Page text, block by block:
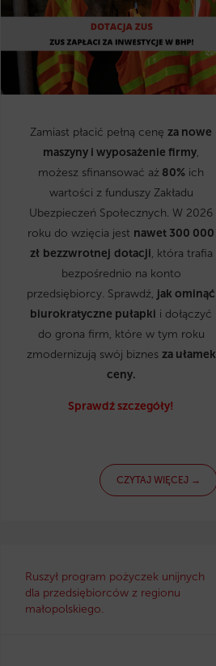
Zamiast płacić pełną cenęza nowe
maszyny i wyposażenie firmy,
możesz sfinansować aż 80% ich
wartości z funduszy Zakładu
Ubezpieczeń Społecznych. W 2026
roku do wzięcia jest nawet 300 000
zł bezzwrotnej dotacji, która trafia
bezpośrednio na konto
przedsiębiorcy. Sprawdź, jak ominąć
biurokratyczne pułapki i dołączyć
do grona firm, które w tym roku
zmodernizują swój biznes za ułamek
ceny.
Sprawdź szczegóły!
CZYTAJ WIĘCEJ →
Ruszył program pożyczek unijnych
dla przedsiębiorców z regionu
małopolskiego.